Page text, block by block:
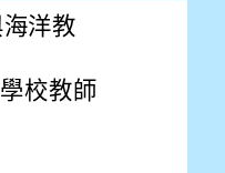
野仙蹤戶外
洋教
校教師
1rem; background-
1rem; background-